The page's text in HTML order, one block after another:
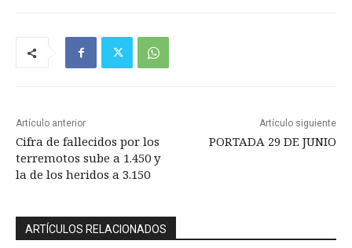
Artículo anterior
Cifra de fallecidos por los
terremotos sube a 1.450 y
la de los heridos a 3.150
Artículo siguiente
PORTADA 29 DE JUNIO
ARTÍCULOS RELACIONADOS